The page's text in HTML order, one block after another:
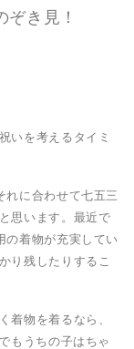
き見！
いを考えるタイミ
れに合わせて七五三
思います。最近で
の着物が充実してい
り残したりするこ
着物を着るなら、
もうちの子はちゃ